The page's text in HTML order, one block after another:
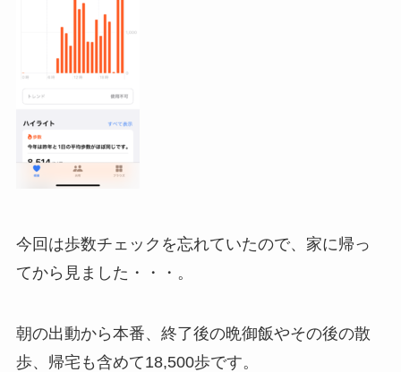
今回は歩数チェックを忘れていたので、家に帰っ
てから見ました・・・。
朝の出動から本番、終了後の晩御飯やその後の散
歩、帰宅も含めて18,500歩です。